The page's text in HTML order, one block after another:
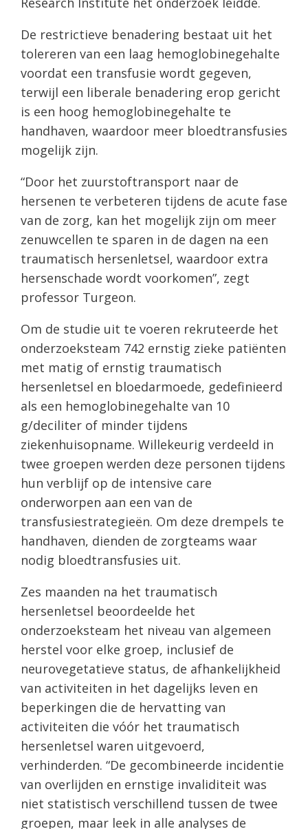
De restrictieve benadering bestaat uit het
tolereren van een laag hemoglobinegehalte
voordat een transfusie wordt gegeven,
terwijl een liberale benadering erop gericht
is een hoog hemoglobinegehalte te
handhaven, waardoor meer bloedtransfusies
mogelijk zijn.
“Door het zuurstoftransport naar de
hersenen te verbeteren tijdens de acute fase
van de zorg, kan het mogelijk zijn om meer
zenuwcellen te sparen in de dagen na een
traumatisch hersenletsel, waardoor extra
hersenschade wordt voorkomen”, zegt
professor Turgeon.
Om de studie uit te voeren rekruteerde het
onderzoeksteam 742 ernstig zieke patiënten
met matig of ernstig traumatisch
hersenletsel en bloedarmoede, gedefinieerd
als een hemoglobinegehalte van 10
g/deciliter of minder tijdens
ziekenhuisopname. Willekeurig verdeeld in
twee groepen werden deze personen tijdens
hun verblijf op de intensive care
onderworpen aan een van de
transfusiestrategieën. Om deze drempels te
handhaven, dienden de zorgteams waar
nodig bloedtransfusies uit.
Zes maanden na het traumatisch
hersenletsel beoordeelde het
onderzoeksteam het niveau van algemeen
herstel voor elke groep, inclusief de
neurovegetatieve status, de afhankelijkheid
van activiteiten in het dagelijks leven en
beperkingen die de hervatting van
activiteiten die vóór het traumatisch
hersenletsel waren uitgevoerd,
verhinderden. “De gecombineerde incidentie
van overlijden en ernstige invaliditeit was
niet statistisch verschillend tussen de twee
groepen, maar leek in alle analyses de